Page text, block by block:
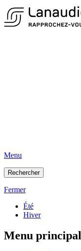
Menu
Rechercher
Fermer
Été
Hiver
Menu principal